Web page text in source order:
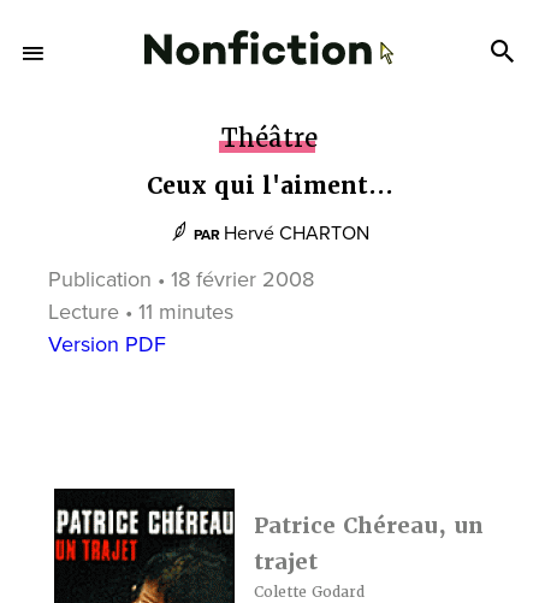
Théâtre
Ceux qui l'aiment...
PAR Hervé CHARTON
Publication • 18 février 2008
Lecture • 11 minutes
Version PDF
Patrice Chéreau, un
trajet
Colette Godard